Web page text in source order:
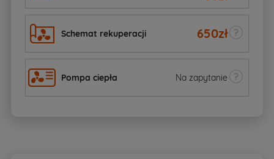
Schemat rekuperacji 650zł
Pompa ciepła Na zapytanie